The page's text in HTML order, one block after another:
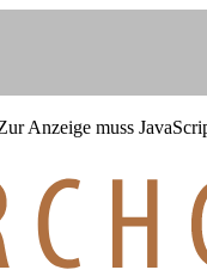
Anzeige muss